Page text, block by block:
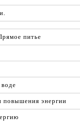
питье
повышения энергии